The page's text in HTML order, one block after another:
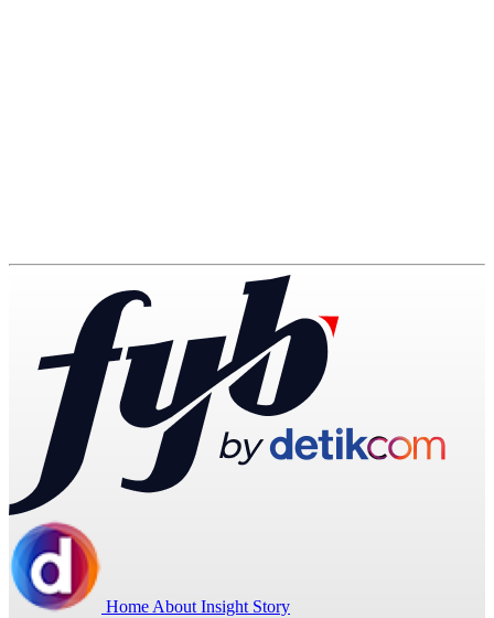
Home About Insight Story